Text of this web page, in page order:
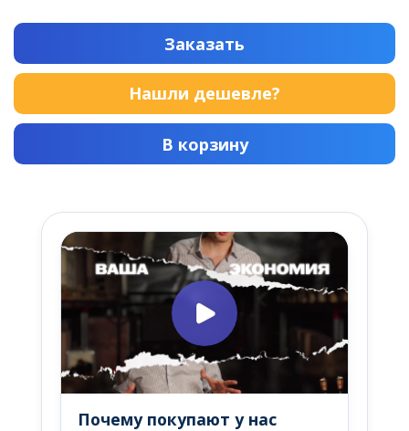
Заказать
Нашли дешевле?
В корзину
Почему покупают у нас